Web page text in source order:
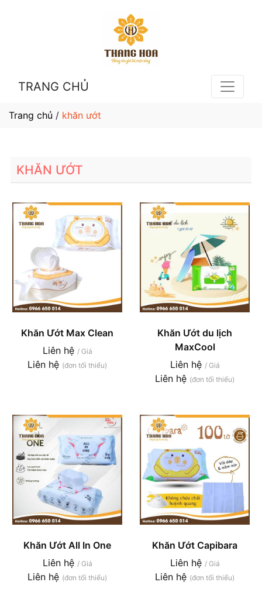
TRANG CHỦ
Trang chủ / khăn ướt
KHĂN ƯỚT
Khăn Ướt Max Clean
Liên hệ / Giá
Liên hệ (đơn tối thiểu)
Khăn Ướt du lịch
MaxCool
Liên hệ / Giá
Liên hệ (đơn tối thiểu)
Khăn Ướt All In One
Liên hệ / Giá
Liên hệ (đơn tối thiểu)
Khăn Ướt Capibara
Liên hệ / Giá
Liên hệ (đơn tối thiểu)